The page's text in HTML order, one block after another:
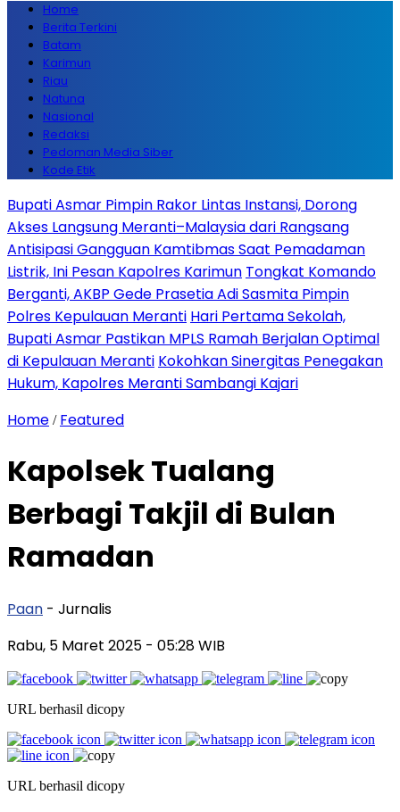
Home
Berita Terkini
Batam
Karimun
Riau
Natuna
Nasional
Redaksi
Pedoman Media Siber
Kode Etik
Bupati Asmar Pimpin Rakor Lintas Instansi, Dorong
Akses Langsung Meranti–Malaysia dari Rangsang
Antisipasi Gangguan Kamtibmas Saat Pemadaman
Listrik, Ini Pesan Kapolres Karimun Tongkat Komando
Berganti, AKBP Gede Prasetia Adi Sasmita Pimpin
Polres Kepulauan Meranti Hari Pertama Sekolah,
Bupati Asmar Pastikan MPLS Ramah Berjalan Optimal
di Kepulauan Meranti Kokohkan Sinergitas Penegakan
Hukum, Kapolres Meranti Sambangi Kajari
Home / Featured
Kapolsek Tualang
Berbagi Takjil di Bulan
Ramadan
Paan - Jurnalis
Rabu, 5 Maret 2025 - 05:28 WIB
URL berhasil dicopy
URL berhasil dicopy